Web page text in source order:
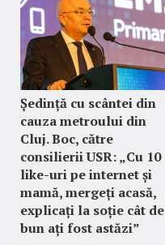
Ședință cu scântei din
cauza metroului din
Cluj. Boc, către
consilierii USR: „Cu 10
like-uri pe internet și
mamă, mergeți acasă,
explicați la soție cât de
bun ați fost astăzi”